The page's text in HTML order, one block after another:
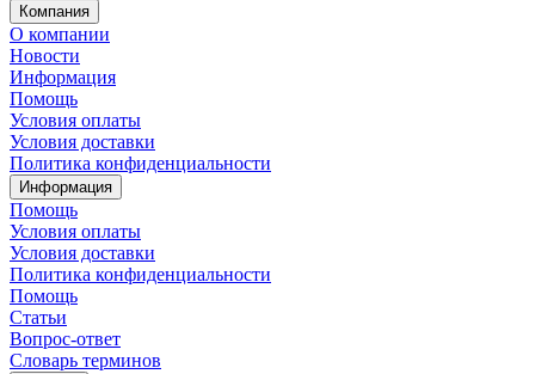
Компания
О компании
Новости
Информация
Помощь
Условия оплаты
Условия доставки
Политика конфиденциальности
Информация
Помощь
Условия оплаты
Условия доставки
Политика конфиденциальности
Помощь
Статьи
Вопрос-ответ
Словарь терминов